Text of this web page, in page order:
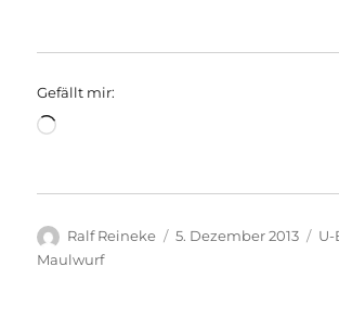
Gefällt mir:
Wird
Autor
Ralf Reineke
Veröffentlicht
5. Dezember 2013 U-
Maulwurf